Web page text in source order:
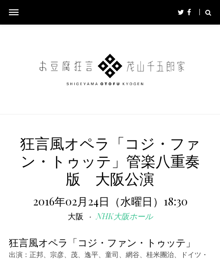
狂言風オペラ「コジ・ファ
ン・トゥッテ」管楽八重奏
版 大阪公演
2016年02月24日（水曜日）18:30
大阪 NHK大阪ホール
狂言風オペラ「コジ・ファン・トゥッテ」
出演：正邦、宗彦、茂、逸平、童司、網谷、桂米團治、ドイツ・